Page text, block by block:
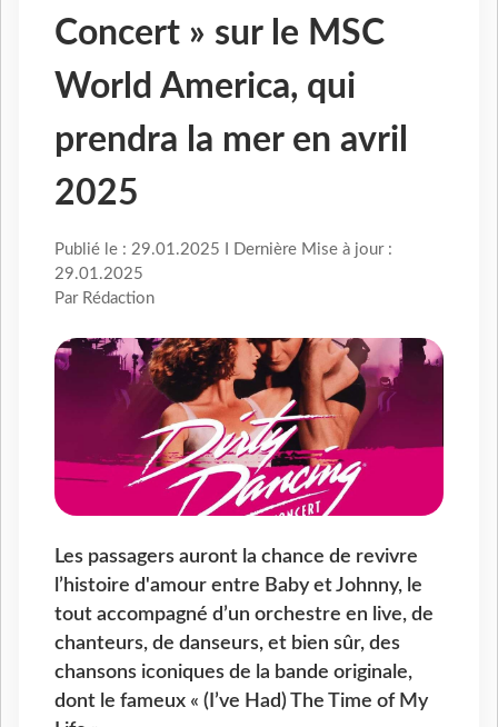
Concert » sur le MSC
World America, qui
prendra la mer en avril
2025
Publié le : 29.01.2025 I Dernière Mise à jour :
29.01.2025
Par Rédaction
Les passagers auront la chance de revivre
l’histoire d'amour entre Baby et Johnny, le
tout accompagné d’un orchestre en live, de
chanteurs, de danseurs, et bien sûr, des
chansons iconiques de la bande originale,
dont le fameux « (I’ve Had) The Time of My